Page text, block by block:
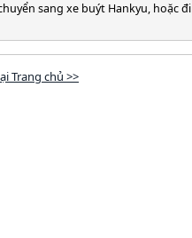
sang xe buýt Hankyu, hoặc đi
Trang chủ >>